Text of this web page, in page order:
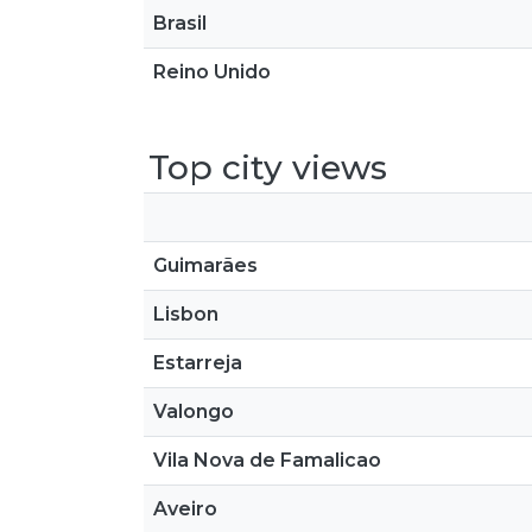
Brasil
Reino Unido
Top city views
Guimarães
Lisbon
Estarreja
Valongo
Vila Nova de Famalicao
Aveiro